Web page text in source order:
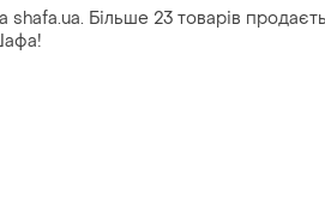
Більше 23 товарів